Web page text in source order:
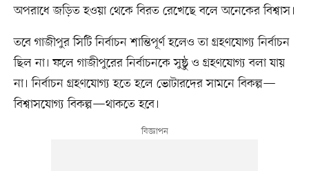
অপরাধে জড়িত হওয়া থেকে বিরত রেখেছে বলে অনেকের বিশ্বাস।
তবে গাজীপুর সিটি নির্বাচন শান্তিপূর্ণ হলেও তা গ্রহণযোগ্য নির্বাচন
ছিল না। ফলে গাজীপুরের নির্বাচনকে সুষ্ঠু ও গ্রহণযোগ্য বলা যায়
না। নির্বাচন গ্রহণযোগ্য হতে হলে ভোটারদের সামনে বিকল্প—
বিশ্বাসযোগ্য বিকল্প—থাকতে হবে।